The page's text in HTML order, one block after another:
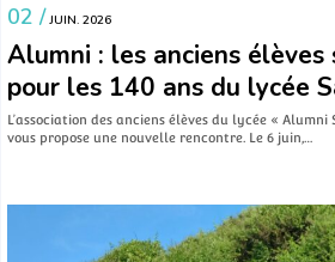
02 / JUIN. 2026
Alumni : les anciens élèves
pour les 140 ans du lycée
L’association des anciens élèves du lycée «
vous propose une nouvelle rencontre. Le 6 juin,…